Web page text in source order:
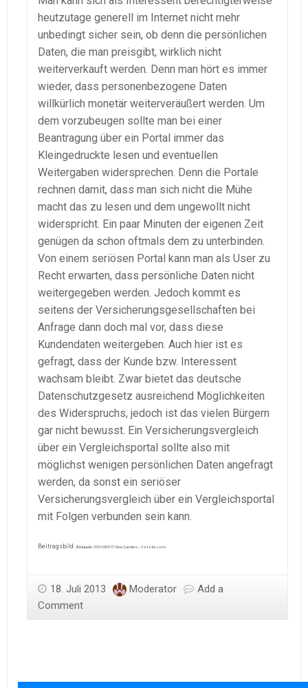
heutzutage generell im Internet nicht mehr
unbedingt sicher sein, ob denn die persönlichen
Daten, die man preisgibt, wirklich nicht
weiterverkauft werden. Denn man hört es immer
wieder, dass personenbezogene Daten
willkürlich monetär weiterveräußert werden. Um
dem vorzubeugen sollte man bei einer
Beantragung über ein Portal immer das
Kleingedruckte lesen und eventuellen
Weitergaben widersprechen. Denn die Portale
rechnen damit, dass man sich nicht die Mühe
macht das zu lesen und dem ungewollt nicht
widerspricht. Ein paar Minuten der eigenen Zeit
genügen da schon oftmals dem zu unterbinden.
Von einem seriösen Portal kann man als User zu
Recht erwarten, dass persönliche Daten nicht
weitergegeben werden. Jedoch kommt es
seitens der Versicherungsgesellschaften bei
Anfrage dann doch mal vor, dass diese
Kundendaten weitergeben. Auch hier ist es
gefragt, dass der Kunde bzw. Interessent
wachsam bleibt. Zwar bietet das deutsche
Datenschutzgesetz ausreichend Möglichkeiten
des Widerspruchs, jedoch ist das vielen Bürgern
gar nicht bewusst. Ein Versicherungsvergleich
über ein Vergleichsportal sollte also mit
möglichst wenigen persönlichen Daten angefragt
werden, da sonst ein seriöser
Versicherungsvergleich über ein Vergleichsportal
mit Folgen verbunden sein kann.
Beitragsbild: Bildquelle: 37610859 © Gina Sanders – Fotolia.com
18. Juli 2013 Moderator
Add a
Comment